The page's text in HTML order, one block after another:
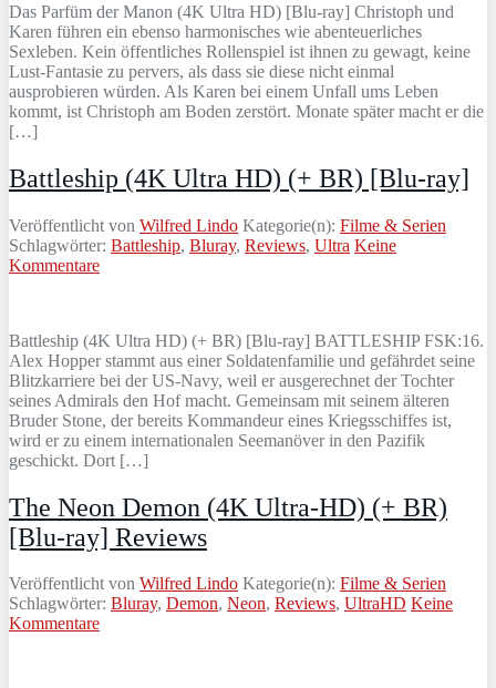
Das Parfüm der Manon (4K Ultra HD) [Blu-ray] Christoph und
Karen führen ein ebenso harmonisches wie abenteuerliches
Sexleben. Kein öffentliches Rollenspiel ist ihnen zu gewagt, keine
Lust-Fantasie zu pervers, als dass sie diese nicht einmal
ausprobieren würden. Als Karen bei einem Unfall ums Leben
kommt, ist Christoph am Boden zerstört. Monate später macht er die
[…]
Battleship (4K Ultra HD) (+ BR) [Blu-ray]
Veröffentlicht von Wilfred Lindo Kategorie(n): Filme & Serien
Schlagwörter: Battleship, Bluray, Reviews, Ultra Keine
Kommentare
Battleship (4K Ultra HD) (+ BR) [Blu-ray] BATTLESHIP FSK:16.
Alex Hopper stammt aus einer Soldatenfamilie und gefährdet seine
Blitzkarriere bei der US-Navy, weil er ausgerechnet der Tochter
seines Admirals den Hof macht. Gemeinsam mit seinem älteren
Bruder Stone, der bereits Kommandeur eines Kriegsschiffes ist,
wird er zu einem internationalen Seemanöver in den Pazifik
geschickt. Dort […]
The Neon Demon (4K Ultra-HD) (+ BR)
[Blu-ray] Reviews
Veröffentlicht von Wilfred Lindo Kategorie(n): Filme & Serien
Schlagwörter: Bluray, Demon, Neon, Reviews, UltraHD Keine
Kommentare